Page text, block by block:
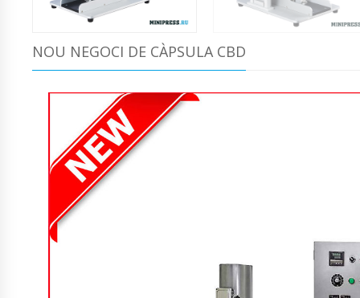
NOU NEGOCI DE CÀPSULA CBD